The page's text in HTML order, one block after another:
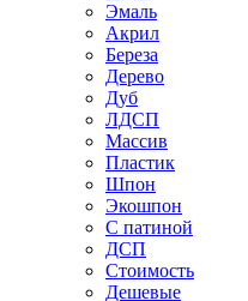
Эмаль
Акрил
Береза
Дерево
Дуб
ЛДСП
Массив
Пластик
Шпон
Экошпон
С патиной
ДСП
Стоимость
Дешевые